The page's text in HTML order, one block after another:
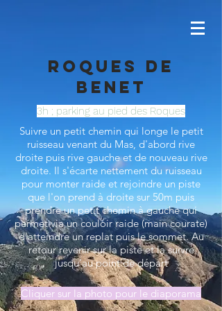
Roques de
Benet
3h ; parking au pied des Roques
Suivre un petit chemin qui longe le petit
ruisseau venant du Mas, d'abord rive
droite puis rive gauche et de nouveau rive
droite. Il s'écarte nettement du ruisseau
pour monter raide et rejoindre un piste
que l'on prend à droite sur 50m puis
prendre un petit chemin à gauche qui
permet via un couloir raide (main courate)
d'atteindre un replat puis le sommet. Au
retour revenir sur la piste et la suivre
jusqu'au point de départ
Cliquer sur la photo pour le diaporama